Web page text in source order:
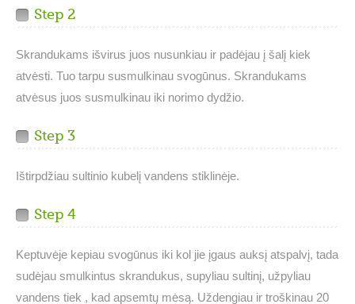
Step 2
Skrandukams išvirus juos nusunkiau ir padėjau į šalį kiek
atvėsti. Tuo tarpu susmulkinau svogūnus. Skrandukams
atvėsus juos susmulkinau iki norimo dydžio.
Step 3
Ištirpdžiau sultinio kubelį vandens stiklinėje.
Step 4
Keptuvėje kepiau svogūnus iki kol jie įgaus auksį atspalvį, tada
sudėjau smulkintus skrandukus, supyliau sultinį, užpyliau
vandens tiek , kad apsemtų mėsą. Uždengiau ir troškinau 20